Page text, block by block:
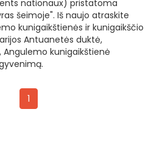
nationaux) pristatoma
šeimoje". Iš naujo atraskite
kunigaikštienės ir kunigaikščio
Antuanetės duktė,
Angulemo kunigaikštienė
1